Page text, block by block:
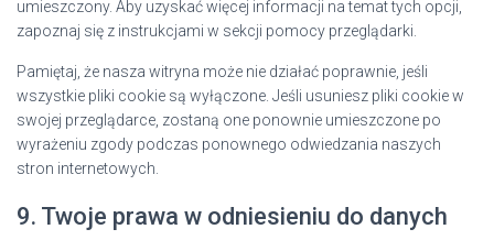
umieszczony. Aby uzyskać więcej informacji na temat tych opcji,
zapoznaj się z instrukcjami w sekcji pomocy przeglądarki.
Pamiętaj, że nasza witryna może nie działać poprawnie, jeśli
wszystkie pliki cookie są wyłączone. Jeśli usuniesz pliki cookie w
swojej przeglądarce, zostaną one ponownie umieszczone po
wyrażeniu zgody podczas ponownego odwiedzania naszych
stron internetowych.
9. Twoje prawa w odniesieniu do danych